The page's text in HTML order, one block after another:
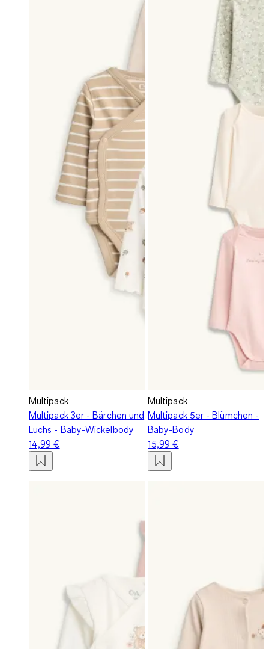
Multipack
Multipack 3er - Bärchen und
Luchs - Baby-Wickelbody
14,99 €
Multipack
Multipack 5er - Blümchen -
Baby-Body
15,99 €